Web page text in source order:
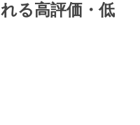
る高評価・低